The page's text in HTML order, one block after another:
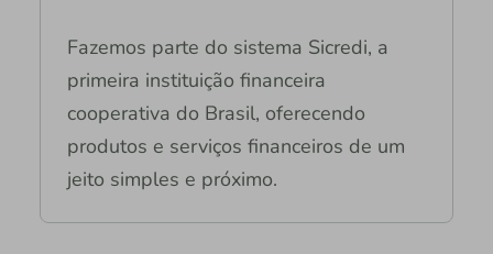
Fazemos parte do sistema Sicredi, a
primeira instituição financeira
cooperativa do Brasil, oferecendo
produtos e serviços financeiros de um
jeito simples e próximo.